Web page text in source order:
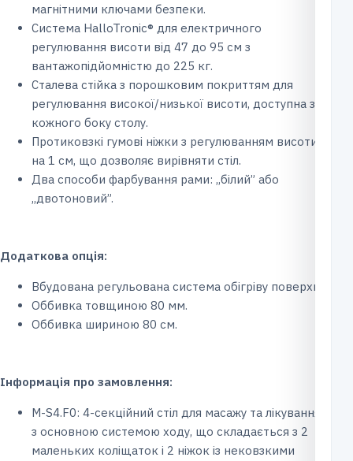
магнітними ключами безпеки.
Система HalloTronic® для електричного
регулювання висоти від 47 до 95 см з
вантажопідйомністю до 225 кг.
Сталева стійка з порошковим покриттям для
регулювання високої/низької висоти, доступна з
кожного боку столу.
Протиковзкі гумові ніжки з регулюванням висоти
на 1 см, що дозволяє вирівняти стіл.
Два способи фарбування рами: ,,білий” або
,,двотоновий”.
Додаткова опція:
Вбудована регульована система обігріву поверхні.
Оббивка товщиною 80 мм.
Оббивка шириною 80 см.
Інформація про замовлення:
M-S4.F0: 4-секційний стіл для масажу та лікування
з основною системою ходу, що складається з 2
маленьких коліщаток і 2 ніжок із нековзкими